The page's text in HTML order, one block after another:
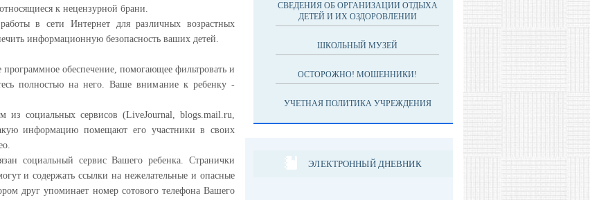
к нецензурной брани.
в сети Интернет для различных возрастных
информационную безопасность ваших детей.
программное обеспечение, помогающее фильтровать и
полностью на него. Ваше внимание к ребенку -
социальных сервисов (LiveJournal, blogs.mail.ru,
информацию помещают его участники в своих
социальный сервис Вашего ребенка. Странички
и содержать ссылки на нежелательные и опасные
друг упоминает номер сотового телефона Вашего
СВЕДЕНИЯ ОБ ОРГАНИЗАЦИИ ОТДЫХА
ДЕТЕЙ И ИХ ОЗДОРОВЛЕНИИ
ШКОЛЬНЫЙ МУЗЕЙ
ОСТОРОЖНО! МОШЕННИКИ!
УЧЕТНАЯ ПОЛИТИКА УЧРЕЖДЕНИЯ
ЭЛЕКТРОННЫЙ ДНЕВНИК